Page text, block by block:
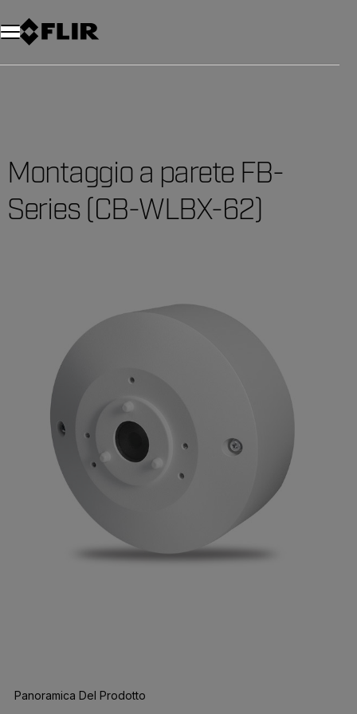
Unread messages
Modello
Rimuovi
articoli
articolo
Aggiungi al carrello
Aggiunto al carrello
Montaggio a parete FB-
Series (CB-WLBX-62)
Panoramica Del Prodotto